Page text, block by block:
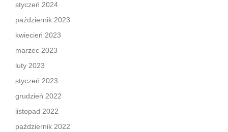
styczeń 2024
październik 2023
kwiecień 2023
marzec 2023
luty 2023
styczeń 2023
grudzień 2022
listopad 2022
październik 2022